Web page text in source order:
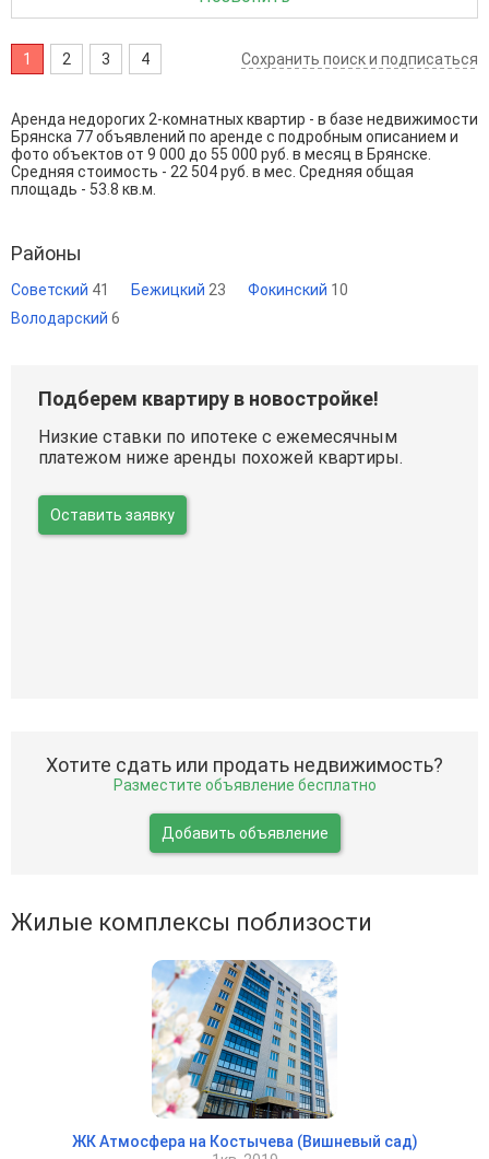
1 2 3 4 Сохранить поиск и подписаться
Аренда недорогих 2-комнатных квартир - в базе недвижимости
Брянска 77 объявлений по аренде с подробным описанием и
фото объектов от 9 000 до 55 000 руб. в месяц в Брянске.
Средняя стоимость - 22 504 руб. в мес. Средняя общая
площадь - 53.8 кв.м.
Районы
Советский 41 Бежицкий 23 Фокинский 10
Володарский 6
Подберем квартиру в новостройке!
Низкие ставки по ипотеке с ежемесячным
платежом ниже аренды похожей квартиры.
Оставить заявку
Хотите сдать или продать недвижимость?
Разместите объявление бесплатно
Добавить объявление
Жилые комплексы поблизости
ЖК Атмосфера на Костычева (Вишневый сад)